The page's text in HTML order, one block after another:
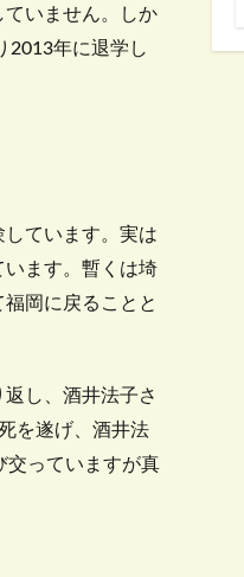
いません。しか
2013年に退学し
ています。実は
ます。暫くは埼
岡に戻ることと
し、酒井法子さ
を遂げ、酒井法
交っていますが真